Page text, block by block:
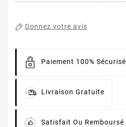
Donnez votre avis
Paiement 100% Sécurisé
Livraison Gratuite
Satisfait Ou Remboursé